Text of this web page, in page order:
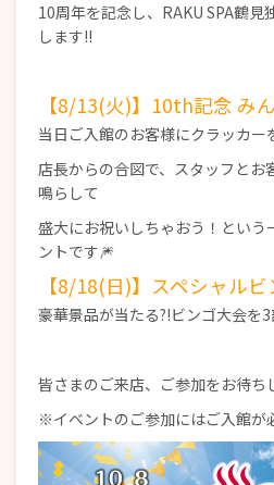
10周年を記念し、RAKU SPA鶴見
します!!
【8/13(火)】10th記念 み
当日ご入館のお客様にクラッカー
店長からの合図で、スタッフとお
鳴らして
盛大にお祝いしちゃおう！という
ントです🎆
【8/18(日)】スペシャル
豪華景品が当たる?!ビンゴ大会を
皆さまのご来店、ご参加をお待ち
※イベントのご参加にはご入館が